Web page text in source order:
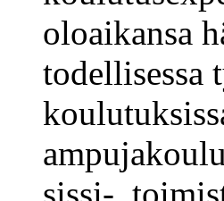
oloaikansa
todellisessa
sissi-,